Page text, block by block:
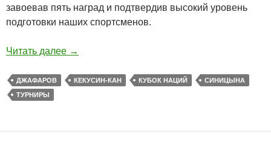
завоевав пять наград и подтвердив высокий уровень
подготовки наших спортсменов.
Читать далее →
ДЖАФАРОВ КЕКУСИН-КАН КУБОК НАЦИЙ
СИНИЦЫНА
ТУРНИРЫ